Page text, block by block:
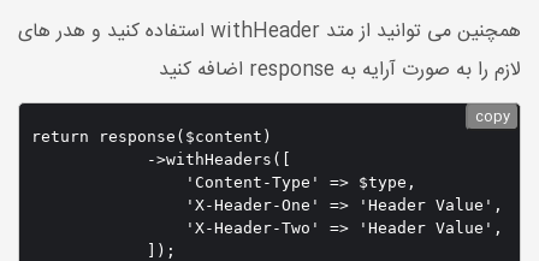
همچنین می توانید از متد withHeader استفاده کنید و هدر های
لازم را به صورت آرایه به response اضافه کنید
return response($content)
            ->withHeaders([
                'Content-Type' => $type,
                'X-Header-One' => 'Header Value',
                'X-Header-Two' => 'Header Value',
            ]);
copy